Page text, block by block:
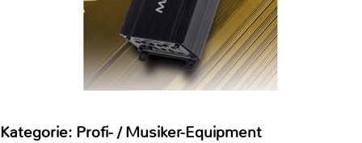
Kategorie: Profi- / Musiker-Equipment